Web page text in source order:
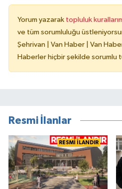
Yorum yazarak topluluk
ve tüm sorumluluğu
Şehrivan | Van Haber | Van
Haberler hiçbir şekilde sorumlu
Resmi İlanlar
RESMİ İLANDIR